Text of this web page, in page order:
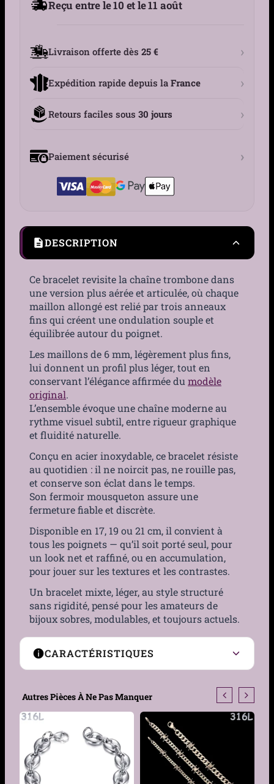
mm
Reçu entre le 10 et le 11 août
Livraison offerte dès 25 € ›
Expédition rapide depuis la France ›
Retours faciles sous 30 jours ›
Paiement sécurisé ›
DESCRIPTION
Ce bracelet revisite la chaîne trombone dans
une version plus aérée et articulée, où chaque
maillon allongé est relié par trois anneaux
fins qui créent une ondulation souple et
équilibrée autour du poignet.
Les maillons de 6 mm, légèrement plus fins,
lui donnent un profil plus léger, tout en
conservant l’élégance affirmée dumodèle
original.
L’ensemble évoque une chaîne moderne au
rythme visuel subtil, entre rigueur graphique
et fluidité naturelle.
Conçu en acier inoxydable, ce bracelet résiste
au quotidien : il ne noircit pas, ne rouille pas,
et conserve son éclat dans le temps.
Son fermoir mousqueton assure une
fermeture fiable et discrète.
Disponible en 17, 19 ou 21 cm, il convient à
tous les poignets — qu’il soit porté seul, pour
un look net et raffiné, ou en accumulation,
pour jouer sur les textures et les contrastes.
Un bracelet mixte, léger, au style structuré
sans rigidité, pensé pour les amateurs de
bijoux sobres, modulables, et toujours actuels.
CARACTÉRISTIQUES
Genre
Style
Minimaliste, moderne,
graphique
Type de maille Trombone
Autres Pièces À Ne Pas Manquer